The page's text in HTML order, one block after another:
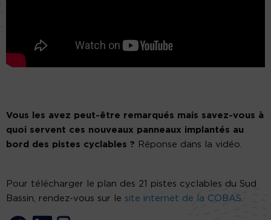
Vous les avez peut-être remarqués mais savez-vous à
quoi servent ces nouveaux panneaux implantés au
bord des pistes cyclables ? Réponse dans la vidéo.
Pour télécharger le plan des 21 pistes cyclables du Sud
Bassin, rendez-vous sur le site internet de la COBAS